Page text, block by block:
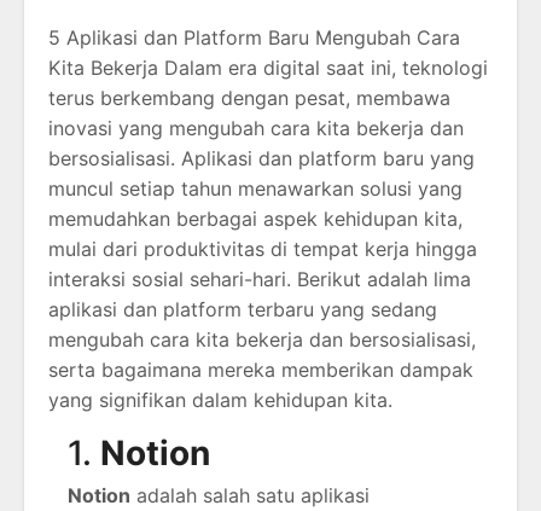
5 Aplikasi dan Platform Baru Mengubah Cara
Kita Bekerja Dalam era digital saat ini, teknologi
terus berkembang dengan pesat, membawa
inovasi yang mengubah cara kita bekerja dan
bersosialisasi. Aplikasi dan platform baru yang
muncul setiap tahun menawarkan solusi yang
memudahkan berbagai aspek kehidupan kita,
mulai dari produktivitas di tempat kerja hingga
interaksi sosial sehari-hari. Berikut adalah lima
aplikasi dan platform terbaru yang sedang
mengubah cara kita bekerja dan bersosialisasi,
serta bagaimana mereka memberikan dampak
yang signifikan dalam kehidupan kita.
1. Notion
Notion adalah salah satu aplikasi